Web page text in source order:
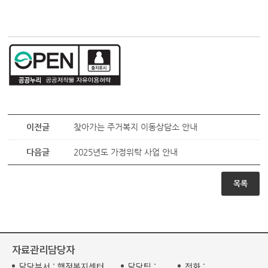
이전글 찾아가는 주거복지 이동상담소 안내
다음글 2025년도 가정위탁 사업 안내
목록
자료관리담당자